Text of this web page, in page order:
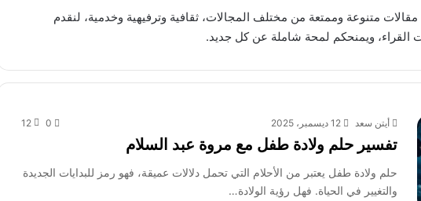
متنوعة وممتعة من مختلف المجالات، ثقافية وترفيهية وخدمية، لنقدم
ويمنحكم لمحة شاملة عن كل جديد.
أيتن سعد 12 ديسمبر، 2025 0
12
تفسير حلم ولادة طفل مع مروة عبد السلام
حلم ولادة طفل يعتبر من الأحلام التي تحمل دلالات عميقة، فهو رمز للبدايات الجديدة
والتغيير في الحياة. فهل رؤية الولادة…